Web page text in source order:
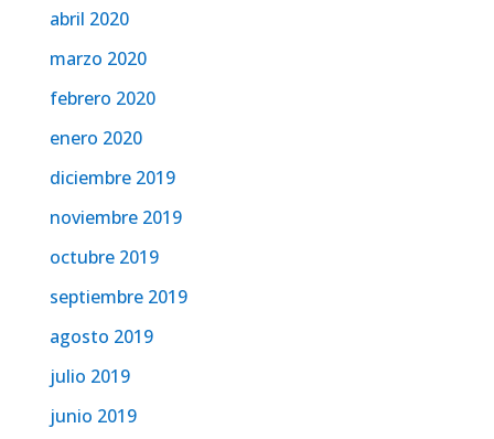
abril 2020
marzo 2020
febrero 2020
enero 2020
diciembre 2019
noviembre 2019
octubre 2019
septiembre 2019
agosto 2019
julio 2019
junio 2019